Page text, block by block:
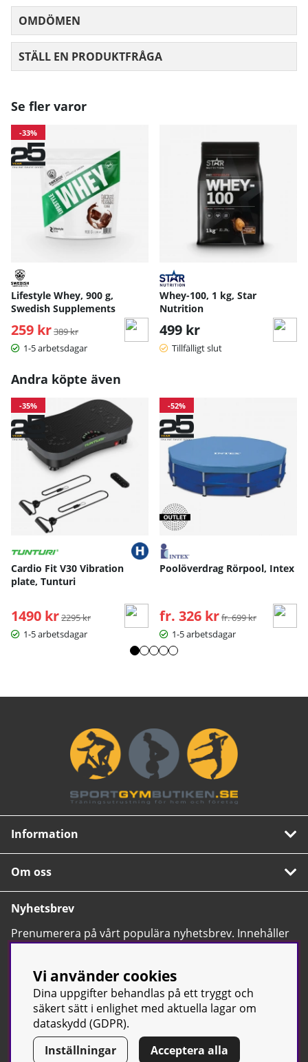
OMDÖMEN
STÄLL EN PRODUKTFRÅGA
Se fler varor
-33%
Lifestyle Whey, 900 g,
Swedish Supplements
259 kr Ordinarie pris:
389 kr
1-5 arbetsdagar
Whey-100, 1 kg, Star
Nutrition
499 kr
Tillfälligt slut
Andra köpte även
-35%
Cardio Fit V30 Vibration
plate, Tunturi
1490 kr Ordinarie pris:
2295 kr
1-5 arbetsdagar
-52%
Poolöverdrag Rörpool, Intex
fr. 326 kr Ordinarie pris:
fr. 699 kr
1-5 arbetsdagar
Information
Om oss
Nyhetsbrev
Prenumerera på vårt populära nyhetsbrev. Innehåller
tips, nyheter och våra allra bästa erbjudanden.
© Sport & Gym Butiken JTC AB | Kontakta oss| All rights reserved
Vi använder cookies
Dina uppgifter behandlas på ett tryggt och
säkert sätt i enlighet med aktuella lagar om
dataskydd (GDPR).
Inställningar
Acceptera alla